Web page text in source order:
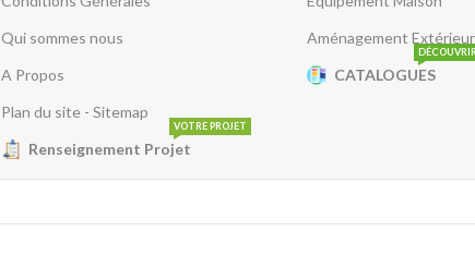
Qui sommes nous
A Propos
Plan du site - Sitemap
Renseignement Projet
VOTRE PROJET
Aménagement Extérieur
CATALOGUES